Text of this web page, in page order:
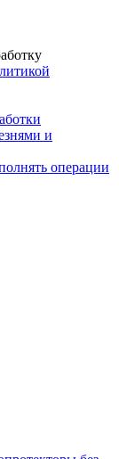
и
операции